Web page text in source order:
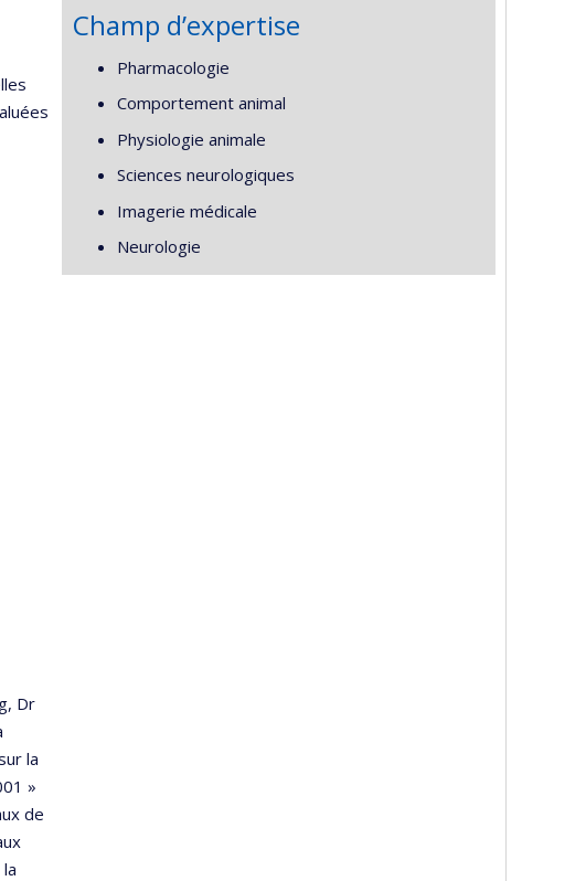
Dr
la
»
de
Champ d’expertise
Pharmacologie
Comportement animal
Physiologie animale
Sciences neurologiques
Imagerie médicale
Neurologie